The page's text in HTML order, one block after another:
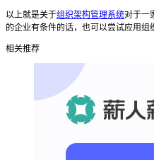
以上就是关于组织架构管理系统对于一
的企业有条件的话，也可以尝试应用组
相关推荐